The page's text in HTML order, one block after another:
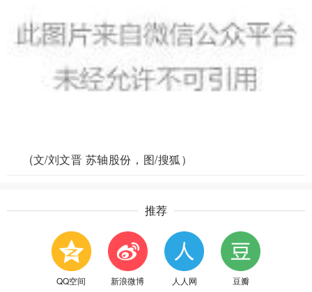
(文/刘文晋 苏轴股份，图/搜狐）
推荐
QQ空间 新浪微博 人人网 豆瓣